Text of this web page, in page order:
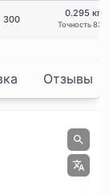
300
0.295 кг
Точность 83%
Отзывы